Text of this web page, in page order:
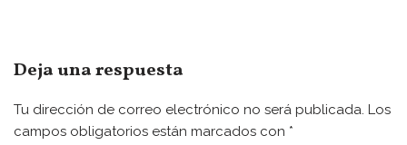
e
b
o
er l
s
A
p
Deja una respuesta
Tu dirección de correo electrónico no será publicada. Los
campos obligatorios están marcados con *